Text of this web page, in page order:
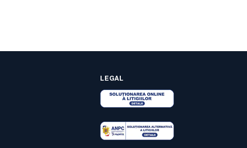
LEGAL